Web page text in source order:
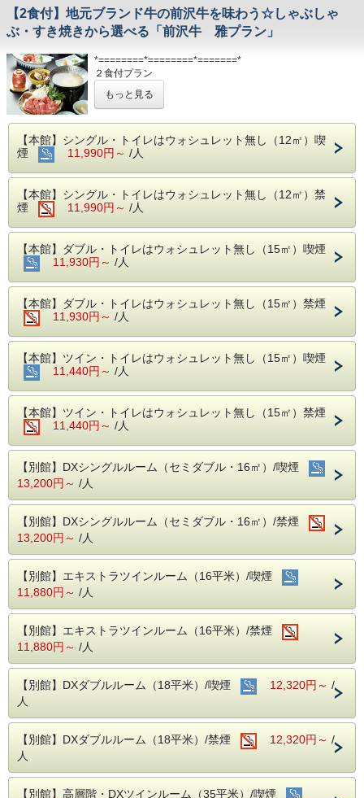
【2食付】地元ブランド牛の前沢牛を味わう☆しゃぶしゃ
ぶ・すき焼きから選べる「前沢牛 雅プラン」
*========*========*=======*
２食付プラン
*========*========*=======*
宿泊当日の夕食と翌日の朝食が付いているお得なプラ
ンです♪
※宿泊予約をされる際は、備考欄に「すき焼き」または「し
※当日は１９:５０までに先にチェックイン手続きをお
願いいたします。
００ 毎週水曜定休日、その他臨時休業日あり）
＜前沢牛しゃぶしゃぶ「雅-MIYABI」＞
・前菜盛り合わせ
・刺身３種盛
・前沢牛しゃぶしゃぶ、野菜色々（ポン酢・ゴマだれ・薬
・茶碗蒸し
・ご飯、味噌汁
・デザート
☆追加のメニューは殆どが１０％割引可能！
☆夕食メニューは、予告なく変更や完売になる場合
がございます。
（６：３０〜９：３０、ラストオーダー９：０
０）
内容：バイキング形式（ビニール手袋、マスク
【客室】
・音に敏感な方やウォシュレット付トイレをご希望の
・貸出用電気スタンドあり（台数に限りあり）
合、備考欄に『○○部屋希望』とご記入ください。
チェックインより前に空室が出れば移動いたしま
す。
合、事前にオゾン脱臭機で脱臭対応をいたします。
（受付は、当日お昼１２時迄にご予約された分。タ
バコ臭が全て取れる訳ではないことをご了承下さ
【２泊以上されるお客様へ】
もっと見る
【本館】シングル・トイレはウォシュレット無し（12㎡）喫
煙
11,990円～ /人
【本館】シングル・トイレはウォシュレット無し（12㎡）禁
煙
11,990円～ /人
【本館】ダブル・トイレはウォシュレット無し（15㎡）喫煙
11,930円～ /人
【本館】ダブル・トイレはウォシュレット無し（15㎡）禁煙
11,930円～ /人
【本館】ツイン・トイレはウォシュレット無し（15㎡）喫煙
11,440円～ /人
【本館】ツイン・トイレはウォシュレット無し（15㎡）禁煙
11,440円～ /人
【別館】DXシングルルーム（セミダブル・16㎡）/喫煙
13,200円～ /人
【別館】DXシングルルーム（セミダブル・16㎡）/禁煙
13,200円～ /人
【別館】エキストラツインルーム（16平米）/喫煙
11,880円～ /人
【別館】エキストラツインルーム（16平米）/禁煙
11,880円～ /人
【別館】DXダブルルーム（18平米）/喫煙 12,320円～ /
人
【別館】DXダブルルーム（18平米）/禁煙 12,320円～ /
人
【別館】高層階・DXツインルーム（35平米）/喫煙